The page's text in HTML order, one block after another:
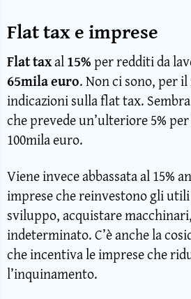
Flat tax e imprese
Flat taxal15%per redditi da
65mila euro. Non ci sono, per
indicazioni sulla flat tax.
che prevede un’ulteriore 5%
100mila euro.
Viene invece abbassata al 15%
imprese che reinvestono gli
sviluppo, acquistare
indeterminato. C’è anche la
che incentiva le imprese che
l’inquinamento.